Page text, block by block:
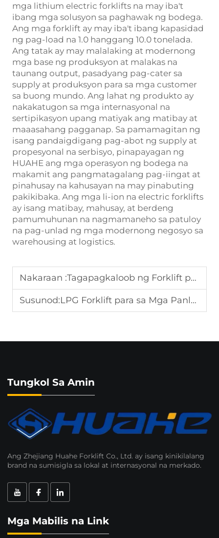
mga lithium electric forklifts na may iba't
ibang mga solusyon sa paghawak ng bodega.
Ang mga forklift ay may iba't ibang kapasidad
ng pag-load na 1.0 hanggang 10.0 tonelada.
Ang tatak ay may malalaking at modernong
mga base ng produksyon at malakas na
taunang output, pasadyang pag-cater sa
supply at produksyon para sa mga customer
sa buong mundo. Ang lahat ng produkto ay
nakakatugon sa mga internasyonal na
sertipikasyon upang matiyak ang matibay at
maaasahang pagganap. Sa pamamagitan ng
isang pandaigdigang pag-abot ng supply at
propesyonal na serbisyo, pinapayagan ng
HUAHE ang mga operasyon ng bodega na
makamit ang pangmatagalang pag-iingat at
pinahusay na kahusayan na may pinabuting
pakikibaka. Ang mga li-ion na electric forklifts
ay isang matibay, mahusay, at berdeng
pamumuhunan na nagmamaneho sa patuloy
na pag-unlad ng mga modernong negosyo sa
warehousing at logistics.
Nakaraan :Tagapagkaloob ng Forklift para sa mga Negosyong Logistika
Susunod:LPG Forklift para sa Mga Panloob na Espasyo
Tungkol Sa Amin
Ang Zhejiang Huahe Forklift Co., Ltd. ay isang kinikilalang
brand na sumisigla sa lokal at internasyonal na merkado.
Mga Mabilis na Link